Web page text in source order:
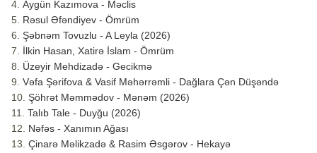
Aygün Kazımova - Məclis
Rəsul Əfəndiyev - Ömrüm
Şəbnəm Tovuzlu - A Leyla (2026)
İlkin Hasan, Xatirə İslam - Ömrüm
Üzeyir Mehdizadə - Gecikmə
Vəfa Şərifova & Vasif Məhərrəmli - Dağlara Çən Düşəndə
Şöhrət Məmmədov - Mənəm (2026)
Talıb Tale - Duyğu (2026)
Nəfəs - Xanımın Ağası
Çinarə Məlikzadə & Rasim Əsgərov - Hekayə